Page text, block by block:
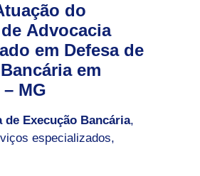
do
Advocacia
em Defesa de
em
MG
de Execução Bancária,
especializados,